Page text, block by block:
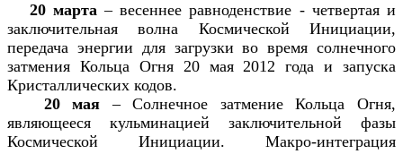
20 марта– весеннее равноденствие - четвертая и
заключительная волна Космической Инициации,
передача энергии для загрузки во время солнечного
затмения Кольца Огня 20 мая 2012 года и запуска
Кристаллических кодов.
20 мая – Солнечное затмение Кольца Огня,
являющееся кульминацией заключительной фазы
Космической Инициации. Макро-интеграция